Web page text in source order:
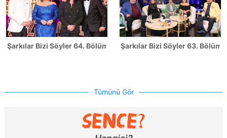
Şarkılar Bizi Söyler 64. Bölüm FotoğraflarıŞarkılar Bizi Söyler 63. Bölüm
Tümünü Gör